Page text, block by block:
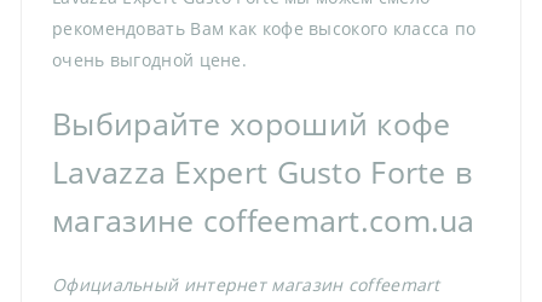
рекомендовать Вам как кофе высокого класса по
очень выгодной цене.
Выбирайте хороший кофе
Lavazza Expert Gusto Forte в
магазине coffeemart.com.ua
Официальный интернет магазин coffeemart